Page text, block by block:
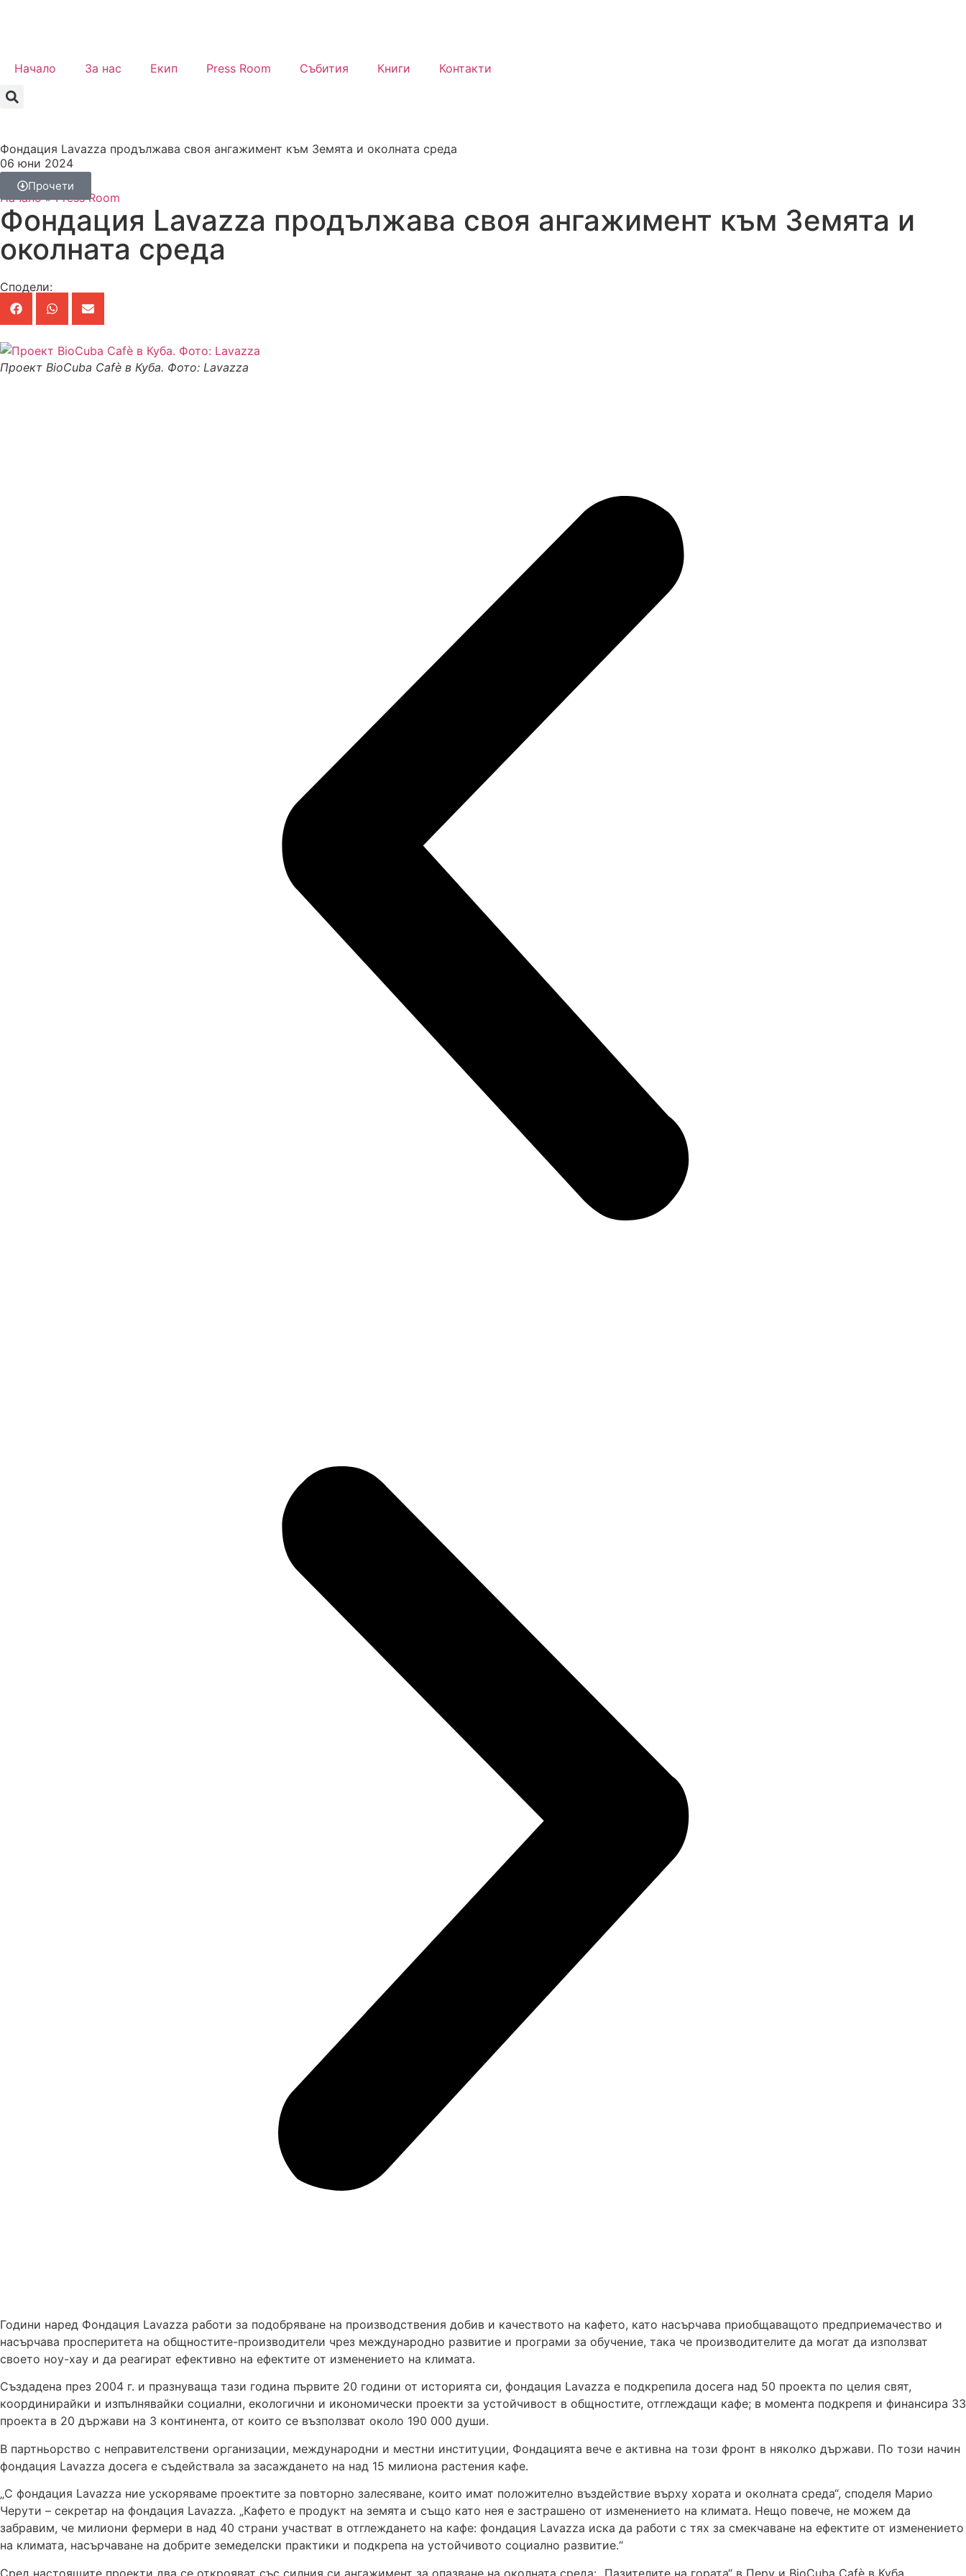
Начало За нас Екип Press Room Събития Книги Контакти
Фондация Lavazza продължава своя ангажимент към Земята и околната среда
06 юни 2024
Прочети
Начало»Press Room
Фондация Lavazza продължава своя ангажимент към Земята и
околната среда
Сподели:
Проект BioCuba Cafè в Куба. Фото: Lavazza
Години наред Фондация Lavazza работи за подобряване на производствения добив и качеството на кафето, като насърчава приобщаващото предприемачество и
насърчава просперитета на общностите-производители чрез международно развитие и програми за обучение, така че производителите да могат да използват
своето ноу-хау и да реагират ефективно на ефектите от изменението на климата.
Създадена през 2004 г. и празнуваща тази година първите 20 години от историята си, фондация Lavazza е подкрепила досега над 50 проекта по целия свят,
координирайки и изпълнявайки социални, екологични и икономически проекти за устойчивост в общностите, отглеждащи кафе; в момента подкрепя и финансира 33
проекта в 20 държави на 3 континента, от които се възползват около 190 000 души.
В партньорство с неправителствени организации, международни и местни институции, Фондацията вече е активна на този фронт в няколко държави. По този начин
фондация Lavazza досега е съдействала за засаждането на над 15 милиона растения кафе.
„С фондация Lavazza ние ускоряваме проектите за повторно залесяване, които имат положително въздействие върху хората и околната среда“, споделя Марио
Черути – секретар на фондация Lavazza. „Кафето е продукт на земята и също като нея е застрашено от изменението на климата. Нещо повече, не можем да
забравим, че милиони фермери в над 40 страни участват в отглеждането на кафе: фондация Lavazza иска да работи с тях за смекчаване на ефектите от изменението
на климата, насърчаване на добрите земеделски практики и подкрепа на устойчивото социално развитие.“
Сред настоящите проекти два се открояват със силния си ангажимент за опазване на околната среда:
„Пазителите на гората“ в Перу и BioCuba Cafè в Куба.